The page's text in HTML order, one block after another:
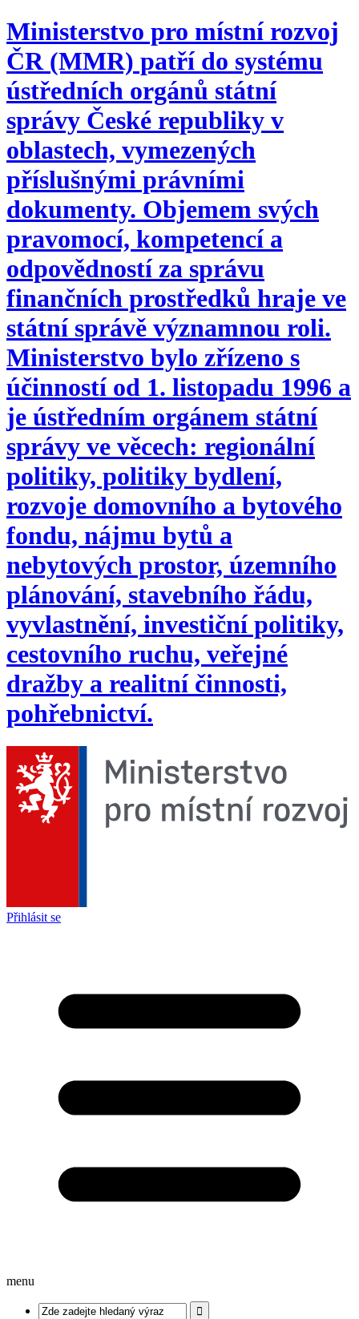
Ministerstvo pro místní rozvoj
ČR (MMR) patří do systému
ústředních orgánů státní
správy České republiky v
oblastech, vymezených
příslušnými právními
dokumenty. Objemem svých
pravomocí, kompetencí a
odpovědností za správu
finančních prostředků hraje ve
státní správě významnou roli.
Ministerstvo bylo zřízeno s
účinností od 1. listopadu 1996 a
je ústředním orgánem státní
správy ve věcech: regionální
politiky, politiky bydlení,
rozvoje domovního a bytového
fondu, nájmu bytů a
nebytových prostor, územního
plánování, stavebního řádu,
vyvlastnění, investiční politiky,
cestovního ruchu, veřejné
dražby a realitní činnosti,
pohřebnictví.
Přihlásit se
menu